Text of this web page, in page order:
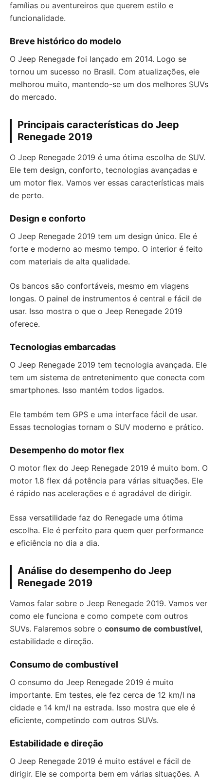
famílias ou aventureiros que querem estilo e
funcionalidade.
Breve histórico do modelo
O Jeep Renegade foi lançado em 2014. Logo se
tornou um sucesso no Brasil. Com atualizações, ele
melhorou muito, mantendo-se um dos melhores SUVs
do mercado.
Principais características do Jeep
Renegade 2019
O Jeep Renegade 2019 é uma ótima escolha de SUV.
Ele tem design, conforto, tecnologias avançadas e
um motor flex. Vamos ver essas características mais
de perto.
Design e conforto
O Jeep Renegade 2019 tem um design único. Ele é
forte e moderno ao mesmo tempo. O interior é feito
com materiais de alta qualidade.
Os bancos são confortáveis, mesmo em viagens
longas. O painel de instrumentos é central e fácil de
usar. Isso mostra o que o Jeep Renegade 2019
oferece.
Tecnologias embarcadas
O Jeep Renegade 2019 tem tecnologia avançada. Ele
tem um sistema de entretenimento que conecta com
smartphones. Isso mantém todos ligados.
Ele também tem GPS e uma interface fácil de usar.
Essas tecnologias tornam o SUV moderno e prático.
Desempenho do motor flex
O motor flex do Jeep Renegade 2019 é muito bom. O
motor 1.8 flex dá potência para várias situações. Ele
é rápido nas acelerações e é agradável de dirigir.
Essa versatilidade faz do Renegade uma ótima
escolha. Ele é perfeito para quem quer performance
e eficiência no dia a dia.
Análise do desempenho do Jeep
Renegade 2019
Vamos falar sobre o Jeep Renegade 2019. Vamos ver
como ele funciona e como compete com outros
SUVs. Falaremos sobre o consumo de combustível,
estabilidade e direção.
Consumo de combustível
O consumo do Jeep Renegade 2019 é muito
importante. Em testes, ele fez cerca de 12 km/l na
cidade e 14 km/l na estrada. Isso mostra que ele é
eficiente, competindo com outros SUVs.
Estabilidade e direção
O Jeep Renegade 2019 é muito estável e fácil de
dirigir. Ele se comporta bem em várias situações. A